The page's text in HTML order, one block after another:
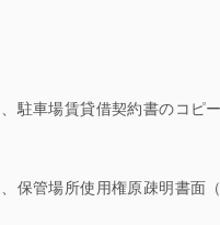
駐車場賃貸借契約書のコピ
保管場所使用権原疎明書面（